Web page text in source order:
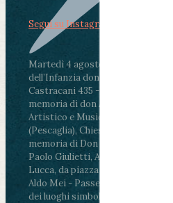
Martedì 4 agosto2026
ore 11:30
dell’Infanzia don Aldo Mei - Viale
Castracani 435 - Inaugurazione
memoria di don Aldo Mei curato
Artistico e Musicale “Passaglia”
(Pescaglia), Chiesa parrocchiale -
memoria di Don Aldo Mei
Paolo Giulietti, Arcivescovo di
Lucca, da piazza San Michele al
Aldo Mei - Passeggiata della
dei luoghi simbolo della città.
Segui su Instagram